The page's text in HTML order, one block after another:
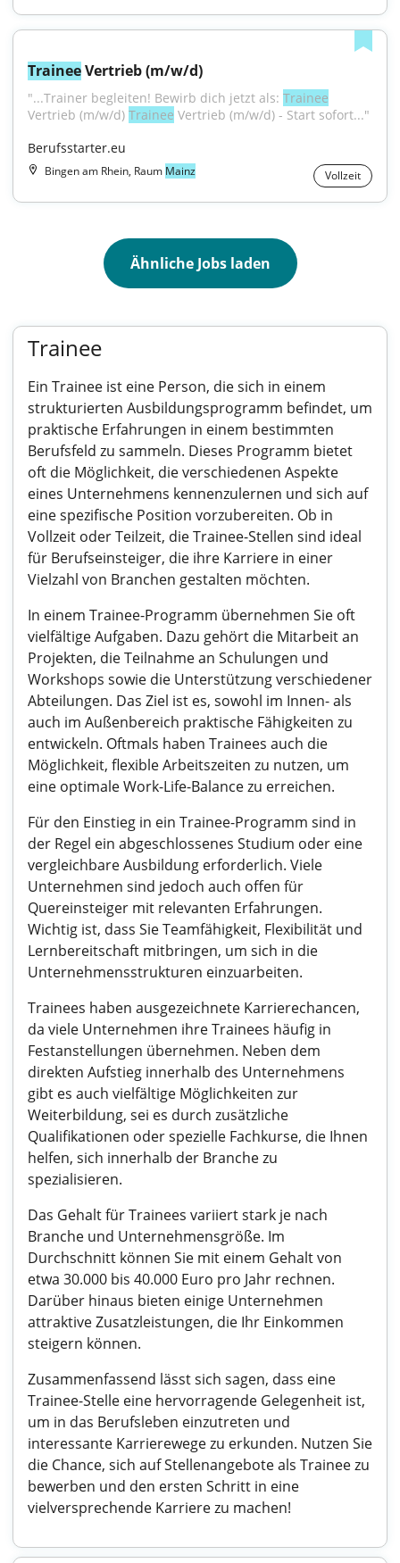
Trainee Vertrieb (m/w/d)
"...Trainer begleiten! Bewirb dich jetzt als: Trainee
Vertrieb (m/w/d) Trainee Vertrieb (m/w/d) - Start sofort..."
Berufsstarter.eu
Bingen am Rhein, Raum Mainz Vollzeit
Ähnliche Jobs laden
Trainee
Ein Trainee ist eine Person, die sich in einem
strukturierten Ausbildungsprogramm befindet, um
praktische Erfahrungen in einem bestimmten
Berufsfeld zu sammeln. Dieses Programm bietet
oft die Möglichkeit, die verschiedenen Aspekte
eines Unternehmens kennenzulernen und sich auf
eine spezifische Position vorzubereiten. Ob in
Vollzeit oder Teilzeit, die Trainee-Stellen sind ideal
für Berufseinsteiger, die ihre Karriere in einer
Vielzahl von Branchen gestalten möchten.
In einem Trainee-Programm übernehmen Sie oft
vielfältige Aufgaben. Dazu gehört die Mitarbeit an
Projekten, die Teilnahme an Schulungen und
Workshops sowie die Unterstützung verschiedener
Abteilungen. Das Ziel ist es, sowohl im Innen- als
auch im Außenbereich praktische Fähigkeiten zu
entwickeln. Oftmals haben Trainees auch die
Möglichkeit, flexible Arbeitszeiten zu nutzen, um
eine optimale Work-Life-Balance zu erreichen.
Für den Einstieg in ein Trainee-Programm sind in
der Regel ein abgeschlossenes Studium oder eine
vergleichbare Ausbildung erforderlich. Viele
Unternehmen sind jedoch auch offen für
Quereinsteiger mit relevanten Erfahrungen.
Wichtig ist, dass Sie Teamfähigkeit, Flexibilität und
Lernbereitschaft mitbringen, um sich in die
Unternehmensstrukturen einzuarbeiten.
Trainees haben ausgezeichnete Karrierechancen,
da viele Unternehmen ihre Trainees häufig in
Festanstellungen übernehmen. Neben dem
direkten Aufstieg innerhalb des Unternehmens
gibt es auch vielfältige Möglichkeiten zur
Weiterbildung, sei es durch zusätzliche
Qualifikationen oder spezielle Fachkurse, die Ihnen
helfen, sich innerhalb der Branche zu
spezialisieren.
Das Gehalt für Trainees variiert stark je nach
Branche und Unternehmensgröße. Im
Durchschnitt können Sie mit einem Gehalt von
etwa 30.000 bis 40.000 Euro pro Jahr rechnen.
Darüber hinaus bieten einige Unternehmen
attraktive Zusatzleistungen, die Ihr Einkommen
steigern können.
Zusammenfassend lässt sich sagen, dass eine
Trainee-Stelle eine hervorragende Gelegenheit ist,
um in das Berufsleben einzutreten und
interessante Karrierewege zu erkunden. Nutzen Sie
die Chance, sich auf Stellenangebote als Trainee zu
bewerben und den ersten Schritt in eine
vielversprechende Karriere zu machen!